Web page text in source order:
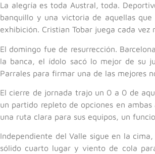
La alegría es toda Austral, toda.
banquillo y una victoria de aquellas
exhibición. Cristian Tobar juega cada
El domingo fue de resurrección.
la banca, el ídolo sacó lo mejor de su
Parrales para firmar una de las mejores
El cierre de jornada trajo un 0 a 0 de
un partido repleto de opciones en
una ruta clara para sus equipos, un
Independiente del Valle sigue en la
sólido cuarto lugar y viento de cola